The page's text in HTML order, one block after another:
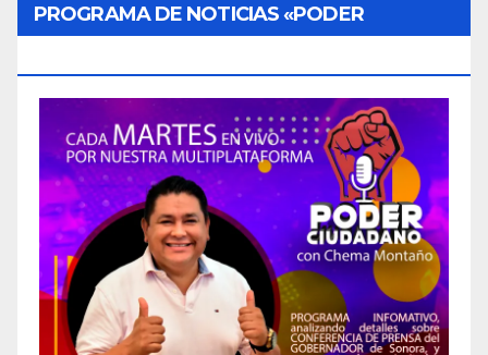
PROGRAMA DE NOTICIAS «PODER